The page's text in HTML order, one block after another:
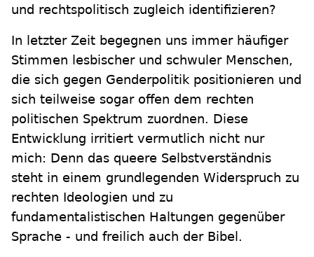
und rechtspolitisch zugleich identifizieren?
In letzter Zeit begegnen uns immer häufiger
Stimmen lesbischer und schwuler Menschen,
die sich gegen Genderpolitik positionieren und
sich teilweise sogar offen dem rechten
politischen Spektrum zuordnen. Diese
Entwicklung irritiert vermutlich nicht nur
mich: Denn das queere Selbstverständnis
steht in einem grundlegenden Widerspruch zu
rechten Ideologien und zu
fundamentalistischen Haltungen gegenüber
Sprache - und freilich auch der Bibel.